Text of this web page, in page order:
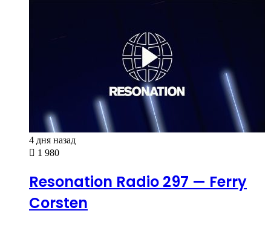
4 дня назад
1 980
Resonation Radio 297 — Ferry
Corsten